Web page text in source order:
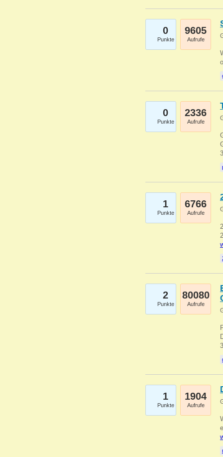
0
Punkte
9605
Aufrufe
0
Punkte
2336
Aufrufe
1
Punkte
6766
Aufrufe
2
Punkte
80080
Aufrufe
1
Punkte
1904
Aufrufe